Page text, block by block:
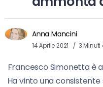
Anna Mancini
14 Aprile 2021 3 Minuti
Francesco Simonetta è
Ha vinto una